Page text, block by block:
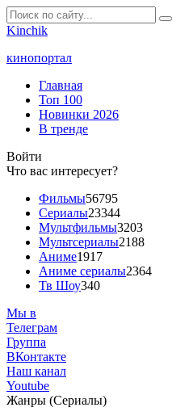
Kinchik
кинопортал
Главная
Топ 100
Новинки 2026
В тренде
Войти
Что вас интересует?
Фильмы56795
Сериалы23344
Мультфильмы3203
Мультсериалы2188
Аниме1917
Аниме сериалы2364
Тв Шоу340
Мы в
Телеграм
Группа
ВКонтакте
Наш канал
Youtube
Жанры (Сериалы)